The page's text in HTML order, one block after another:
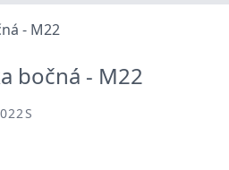
bočná - M22